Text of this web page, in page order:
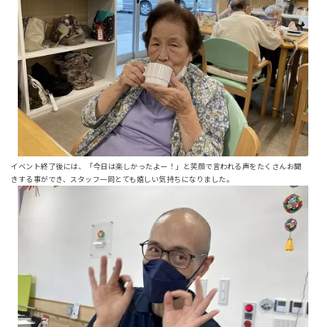
イベント終了後には、「今日は楽しかったよー！」と笑顔で言われる声をたくさんお聞
きする事ができ、スタッフ一同とても嬉しい気持ちになりました。